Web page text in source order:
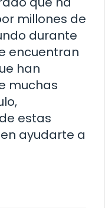
millones de
durante
encuentran
han
muchas
estas
ayudarte a